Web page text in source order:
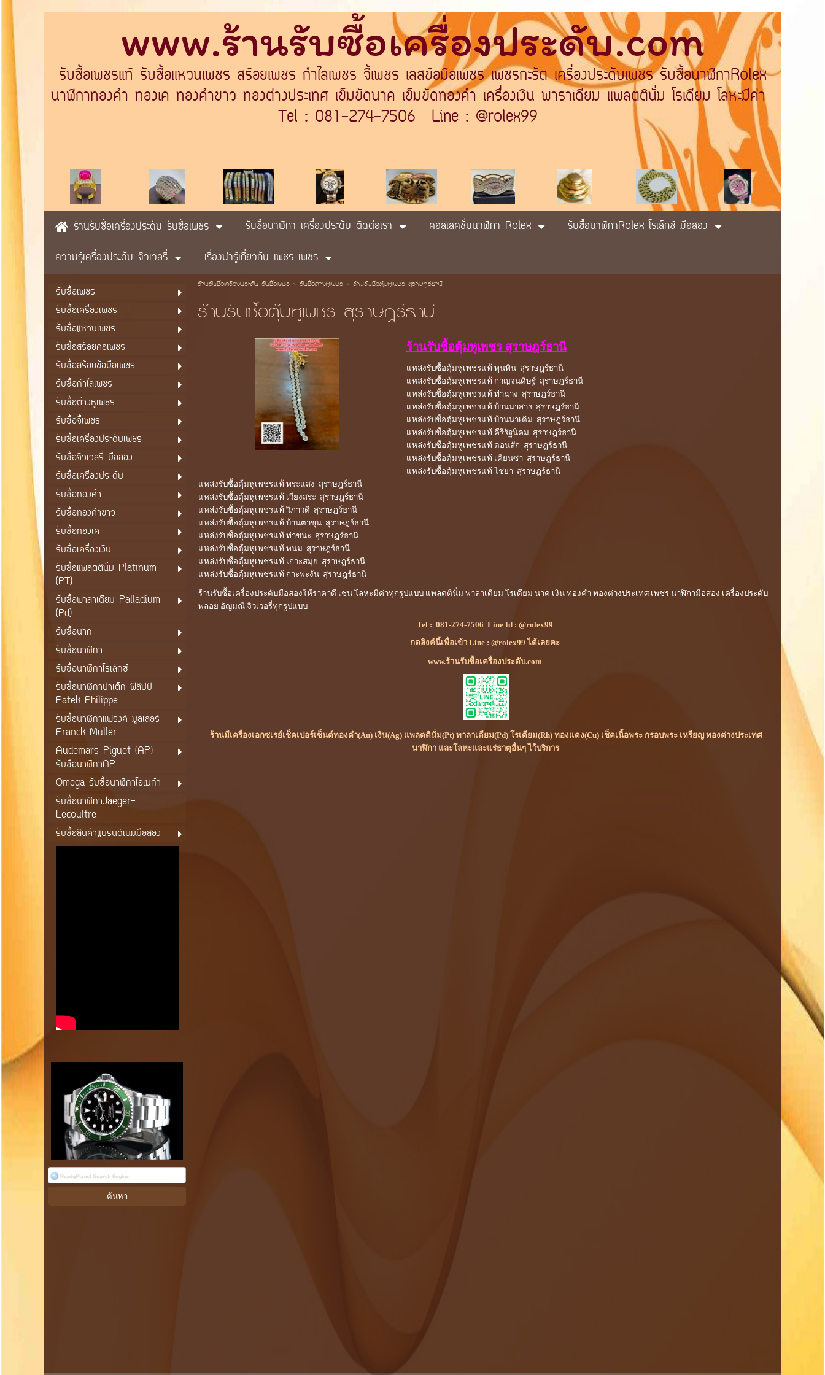
www.ร้านรับซื้อเครื่องประดับ.com
รับซื้อเพชรแท้ รับซื้อแหวนเพชร สร้อยเพชร กำไลเพชร จี้เพชร เลสข้อมือเพชร เพชรกะรัต เครื่องประดับเพชร รับซื้อนาฬิกาRolex
นาฬิกาทองคำ ทองเค ทองคำขาว ทองต่างประเทศ เข็มขัดนาค เข็มขัดทองคำ เครื่องเงิน พาราเดียม แพลตตินั่ม โรเดียม โลหะมีค่า
Tel : 081-274-7506 Line : @rolex99
ร้านรับซื้อเครื่องประดับ รับซื้อเพชร รับซื้อนาฬิกา เครื่องประดับ ติดต่อเรา คอลเลคชั่นนาฬิกา Rolex
รับซื้อนาฬิกาRolex โรเล็กซ์ มือสอง
ความรู้เครื่องประดับ จิวเวลรี่
เรื่องน่ารู้เกี่ยวกับ เพชร เพชร
รับซื้อเพชร
รับซื้อเครื่องเพชร
รับซื้อแหวนเพชร
รับซื้อสร้อยคอเพชร
รับซื้อสร้อยข้อมือเพชร
รับซื้อกำไลเพชร
รับซื้อต่างหูเพชร
รับซื้อจี้เพชร
รับซื้อเครื่องประดับเพชร
รับซื้อจิวเวลรี่ มือสอง
รับซื้อเครื่องประดับ
รับซื้อทองคำ
รับซื้อทองคำขาว
รับซื้อทองเค
รับซื้อเครื่องเงิน
รับซื้อแพลตตินั่ม Platinum
(PT)
รับซื้อพาลาเดียม Palladium
(Pd)
รับซื้อนาก
รับซื้อนาฬิกา
รับซื้อนาฬิกาโรเล็กซ์
รับซื้อนาฬิกาปาเต็ก ฟิลิปป์
Patek Philippe
รับซื้อนาฬิกาแฟรงค์ มูลเลอร์
Franck Muller
Audemars Piguet (AP)
รับซือนาฬิกาAP
Omega รับซื้อนาฬิกาโอเมก้า
รับซื้อนาฬิกาJaeger-
Lecoultre
รับซื้อสินค้าแบรนด์เนมมือสอง
ร้านรับซื้อเครื่องประดับ รับซื้อเพชร> รับซื้อต่างหูเพชร> ร้านรับซื้อตุ้มหูเพชร สุราษฎร์ธานี
ร้านรับซื้อตุ้มหูเพชร สุราษฎร์ธานี
ร้านรับซื้อตุ้มหูเพชร สุราษฎร์ธานี
แหล่งรับซื้อตุ้มหูเพชรแท้ พุนพิน สุราษฎร์ธานี
แหล่งรับซื้อตุ้มหูเพชรแท้ กาญจนดิษฐ์ สุราษฎร์ธานี
แหล่งรับซื้อตุ้มหูเพชรแท้ ท่าฉาง สุราษฎร์ธานี
แหล่งรับซื้อตุ้มหูเพชรแท้ บ้านนาสาร สุราษฎร์ธานี
แหล่งรับซื้อตุ้มหูเพชรแท้ บ้านนาเดิม สุราษฎร์ธานี
แหล่งรับซื้อตุ้มหูเพชรแท้ คีรีรัฐนิคม สุราษฎร์ธานี
แหล่งรับซื้อตุ้มหูเพชรแท้ ดอนสัก สุราษฎร์ธานี
แหล่งรับซื้อตุ้มหูเพชรแท้ เคียนซา สุราษฎร์ธานี
แหล่งรับซื้อตุ้มหูเพชรแท้ ไชยา สุราษฎร์ธานี
แหล่งรับซื้อตุ้มหูเพชรแท้ พระแสง สุราษฎร์ธานี
แหล่งรับซื้อตุ้มหูเพชรแท้ เวียงสระ สุราษฎร์ธานี
แหล่งรับซื้อตุ้มหูเพชรแท้ วิภาวดี สุราษฎร์ธานี
แหล่งรับซื้อตุ้มหูเพชรแท้ บ้านตาขุน สุราษฎร์ธานี
แหล่งรับซื้อตุ้มหูเพชรแท้ ท่าชนะ สุราษฎร์ธานี
แหล่งรับซื้อตุ้มหูเพชรแท้ พนม สุราษฎร์ธานี
แหล่งรับซื้อตุ้มหูเพชรแท้ เกาะสมุย สุราษฎร์ธานี
แหล่งรับซื้อตุ้มหูเพชรแท้ กาะพะงัน สุราษฎร์ธานี
ร้านรับซื้อเครื่องประดับมือสองให้ราคาดี เช่น โลหะมีค่าทุกรูปแบบ แพลตตินั่ม พาลาเดียม โรเดียม นาค เงิน ทองคำ ทองต่างประเทศ เพชร นาฬิกามือสอง เครื่องประดับ
พลอย อัญมณี จิวเวอรี่ทุกรูปแบบ
Tel : 081-274-7506 Line Id : @rolex99
กดลิงค์นี้เพื่อเข้า Line : @rolex99 ได้เลยคะ
www.ร้านรับซื้อเครื่องประดับ.com
ร้านมีเครื่องเอกซเรย์เช็คเปอร์เซ็นต์ทองคำ(Au) เงิน(Ag) แพลตตินั่ม(Pt) พาลาเดียม(Pd) โรเดียม(Rh) ทองแดง(Cu) เช็คเนื้อพระ กรอบพระ เหรียญ ทองต่างประเทศ
นาฬิกา และโลหะและแร่ธาตุอื่นๆ ไว้บริการ